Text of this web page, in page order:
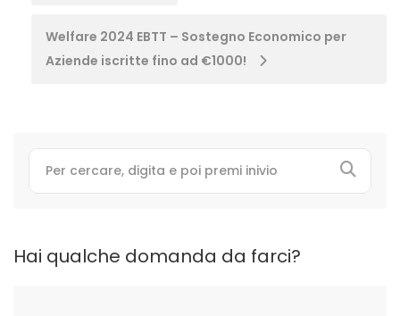
Welfare 2024 EBTT – Sostegno Economico per
Aziende iscritte fino ad €1000!
Hai qualche domanda da farci?